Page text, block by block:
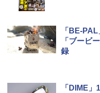
「BE-
「ブービ
録
「DIME